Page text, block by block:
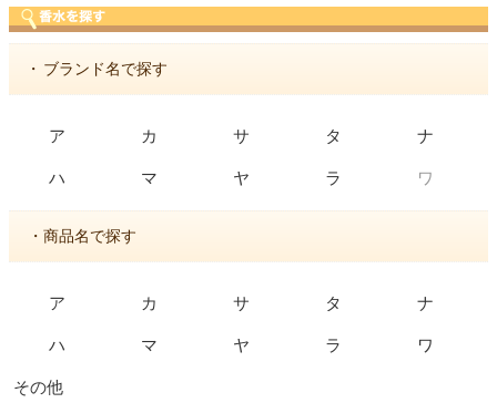
・ ブランド名で探す
ア カ サ タ ナ
ハ マ ヤ ラ ワ
・商品名で探す
ア カ サ タ ナ
ハ マ ヤ ラ ワ
その他